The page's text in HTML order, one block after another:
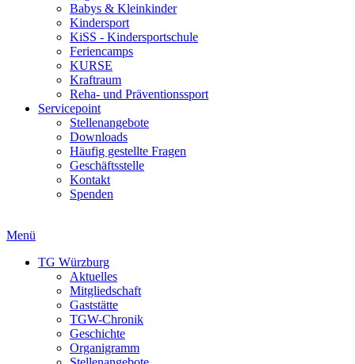
Babys & Kleinkinder
Kindersport
KiSS - Kindersportschule
Feriencamps
KURSE
Kraftraum
Reha- und Präventionssport
Servicepoint
Stellenangebote
Downloads
Häufig gestellte Fragen
Geschäftsstelle
Kontakt
Spenden
Menü
TG Würzburg
Aktuelles
Mitgliedschaft
Gaststätte
TGW-Chronik
Geschichte
Organigramm